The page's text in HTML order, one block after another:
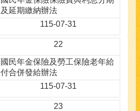
及延期繳納辦法
115-07-31
22
國民年金保險及勞工保險老年給
付合併發給辦法
115-07-31
23